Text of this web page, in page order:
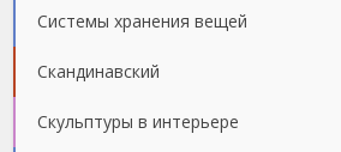
Системы хранения вещей
Скандинавский
Скульптуры в интерьере